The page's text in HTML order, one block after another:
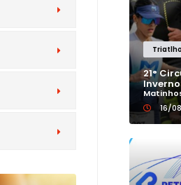
NACIONAL
INTERNACIONAL
21°
Inverno
16/